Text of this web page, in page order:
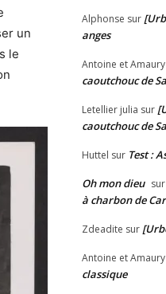
un
le
Alphonse sur
anges
Antoine et Amaury
caoutchouc de
Letellier julia sur
caoutchouc de
Huttel sur Test :
Oh mon dieu sur
à charbon de
Zdeadite sur
Antoine et Amaury
classique